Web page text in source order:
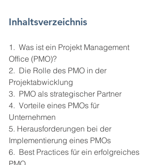
Inhaltsverzeichnis
1.  Was ist ein Projekt Management
Office (PMO)?
2.  Die Rolle des PMO in der
Projektabwicklung
3.  PMO als strategischer Partner
4.  Vorteile eines PMOs für
Unternehmen
5. Herausforderungen bei der
Implementierung eines PMOs
6.  Best Practices für ein erfolgreiches